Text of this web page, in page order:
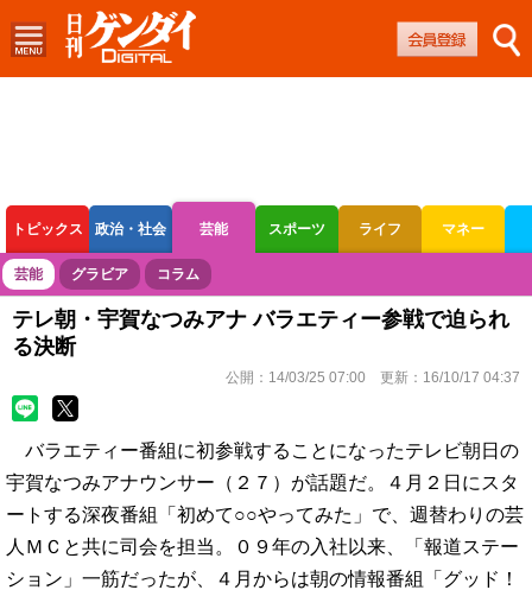
トピックス 政治・社会 芸能 スポーツ ライフ マネー
ボートレース 競輪 オートレース
芸能 グラビア コラム
テレ朝・宇賀なつみアナ バラエティー参戦で迫られ
る決断
公開： 14/03/25 07:00 更新： 16/10/17 04:37
バラエティー番組に初参戦することになったテレビ朝日の
宇賀なつみアナウンサー（２７）が話題だ。４月２日にスタ
ートする深夜番組「初めて○○やってみた」で、週替わりの芸
人ＭＣと共に司会を担当。０９年の入社以来、「報道ステー
ション」一筋だったが、４月からは朝の情報番組「グッド！